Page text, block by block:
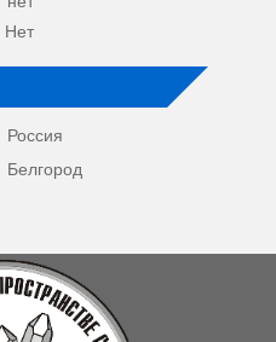
Нет
Россия
Белгород